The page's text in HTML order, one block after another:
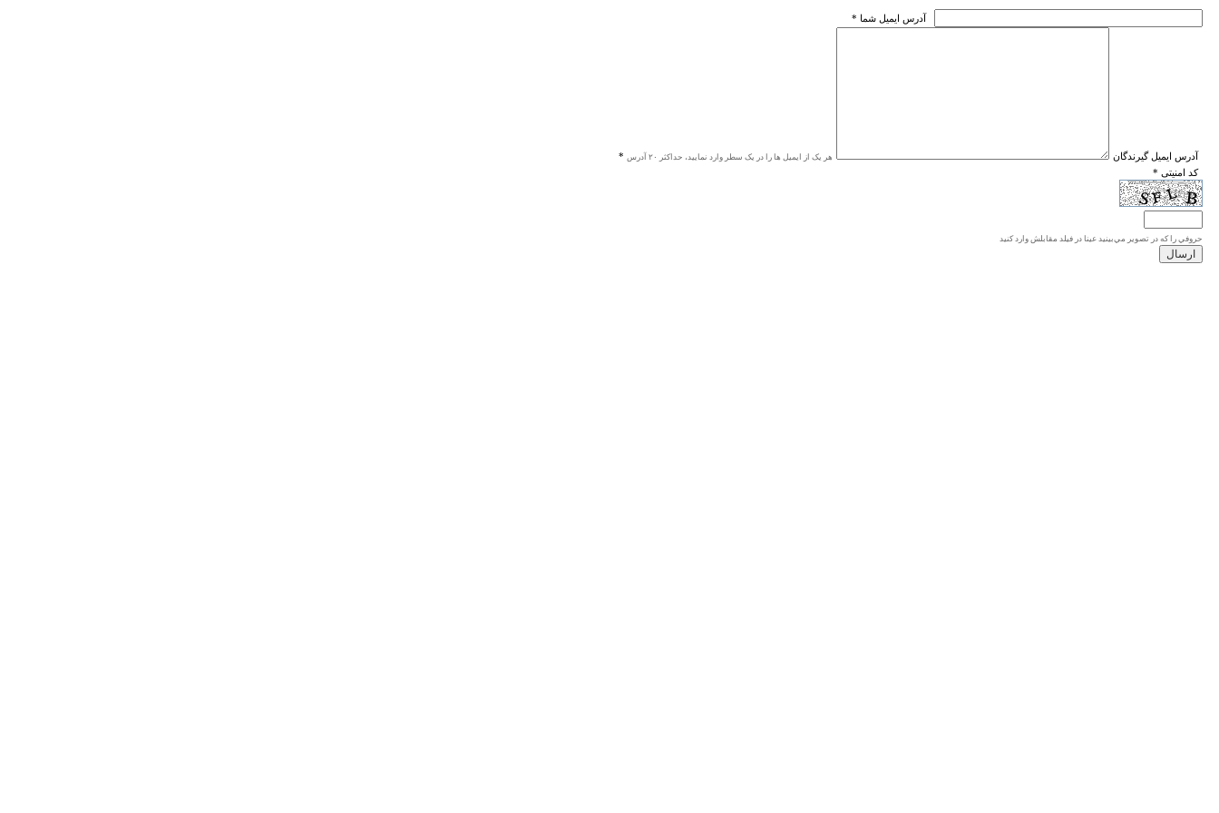
* آدرس ايميل شما
* آدرس ايميل گيرندگان هر یک از ایمیل ها را در یک سطر وارد نمایید، حداکثر ۲۰ آدرس
* کد امنیتی
حروفي را كه در تصوير مي‌بينيد عينا در فيلد مقابلش وارد كنيد